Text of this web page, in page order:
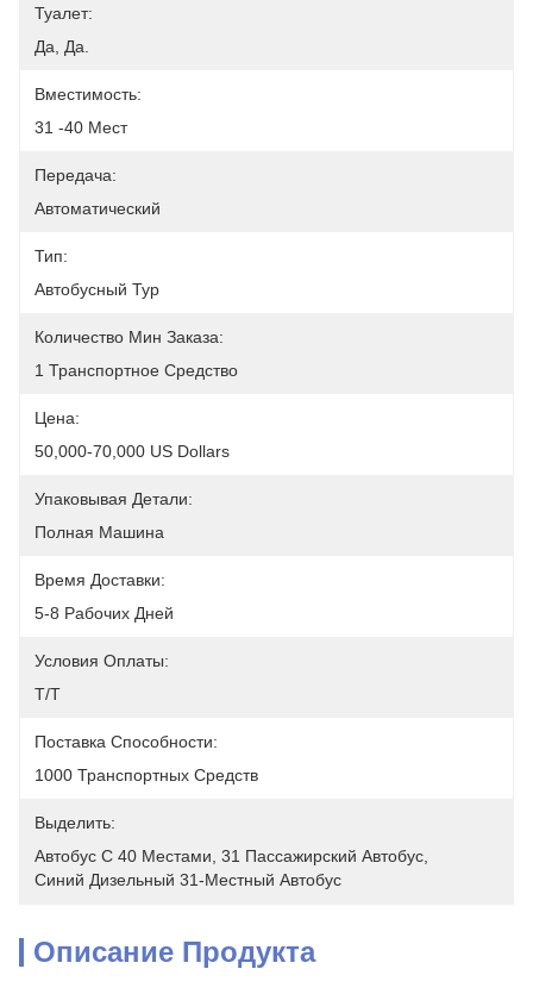
Туалет:
Да, Да.
Вместимость:
31 -40 Мест
Передача:
Автоматический
Тип:
Автобусный Тур
Количество Мин Заказа:
1 Транспортное Средство
Цена:
50,000-70,000 US Dollars
Упаковывая Детали:
Полная Машина
Время Доставки:
5-8 Рабочих Дней
Условия Оплаты:
T/T
Поставка Способности:
1000 Транспортных Средств
Выделить:
Автобус С 40 Местами 31 Пассажирский Автобус
Синий Дизельный 31-Местный Автобус
Описание Продукта